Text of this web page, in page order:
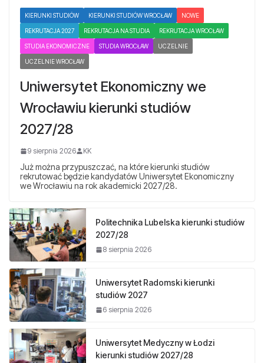
KIERUNKI STUDIÓW KIERUNKI STUDIÓW WROCŁAW NOWE
REKRUTACJA 2027 REKRUTACJA NA STUDIA REKRUTACJA WROCŁAW
STUDIA EKONOMICZNE STUDIA WROCŁAW UCZELNIE
UCZELNIE WROCŁAW
Uniwersytet Ekonomiczny we
Wrocławiu kierunki studiów
2027/28
9 sierpnia 2026 KK
Już można przypuszczać, na które kierunki studiów
rekrutować będzie kandydatów Uniwersytet Ekonomiczny
we Wrocławiu na rok akademicki 2027/28.
Politechnika Lubelska kierunki studiów
2027/28
8 sierpnia 2026
Uniwersytet Radomski kierunki
studiów 2027
6 sierpnia 2026
Uniwersytet Medyczny w Łodzi
kierunki studiów 2027/28